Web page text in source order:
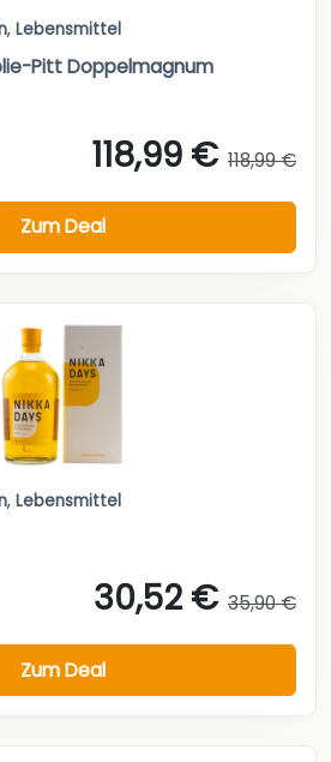
, Lebensmittel
Pitt Doppelmagnum
118,99 € 118,99 €
Zum Deal
, Lebensmittel
30,52 € 35,90 €
Zum Deal